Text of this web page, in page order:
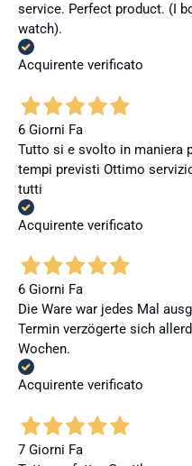
service. Perfect product. (I
watch).
Acquirente verificato
6 Giorni Fa
Tutto si e svolto in maniera
tempi previsti Ottimo
tutti
Acquirente verificato
6 Giorni Fa
Die Ware war jedes Mal
Termin verzögerte sich
Wochen.
Acquirente verificato
7 Giorni Fa